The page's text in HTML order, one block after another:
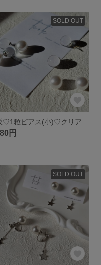
SOLD OUT
円
SOLD OUT